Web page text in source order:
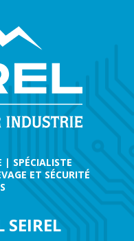
| SPÉCIALISTE
ET SÉCURITÉ
SEIREL